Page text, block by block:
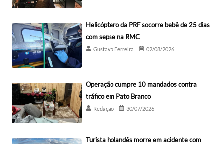
Helicóptero da PRF socorre bebê de 25 dias
com sepse na RMC
Gustavo Ferreira 02/08/2026
Operação cumpre 10 mandados contra
tráfico em Pato Branco
Redação 30/07/2026
Turista holandês morre em acidente com